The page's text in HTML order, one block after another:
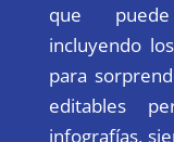
que puede
incluyendo
para
editables
infografías,